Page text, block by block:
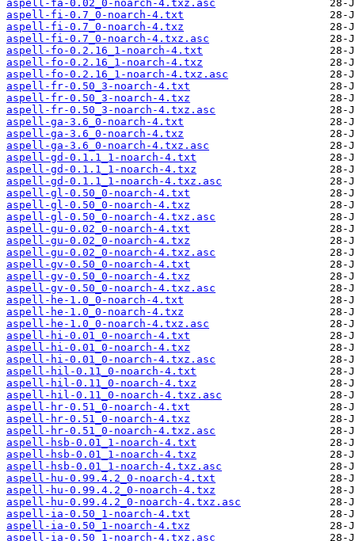
aspell-fa-0.02_0-noarch-4.txz.asc
aspell-fi-0.7_0-noarch-4.txt
aspell-fi-0.7_0-noarch-4.txz
aspell-fi-0.7_0-noarch-4.txz.asc
aspell-fo-0.2.16_1-noarch-4.txt
aspell-fo-0.2.16_1-noarch-4.txz
aspell-fo-0.2.16_1-noarch-4.txz.asc
aspell-fr-0.50_3-noarch-4.txt
aspell-fr-0.50_3-noarch-4.txz
aspell-fr-0.50_3-noarch-4.txz.asc
aspell-ga-3.6_0-noarch-4.txt
aspell-ga-3.6_0-noarch-4.txz
aspell-ga-3.6_0-noarch-4.txz.asc
aspell-gd-0.1.1_1-noarch-4.txt
aspell-gd-0.1.1_1-noarch-4.txz
aspell-gd-0.1.1_1-noarch-4.txz.asc
aspell-gl-0.50_0-noarch-4.txt
aspell-gl-0.50_0-noarch-4.txz
aspell-gl-0.50_0-noarch-4.txz.asc
aspell-gu-0.02_0-noarch-4.txt
aspell-gu-0.02_0-noarch-4.txz
aspell-gu-0.02_0-noarch-4.txz.asc
aspell-gv-0.50_0-noarch-4.txt
aspell-gv-0.50_0-noarch-4.txz
aspell-gv-0.50_0-noarch-4.txz.asc
aspell-he-1.0_0-noarch-4.txt
aspell-he-1.0_0-noarch-4.txz
aspell-he-1.0_0-noarch-4.txz.asc
aspell-hi-0.01_0-noarch-4.txt
aspell-hi-0.01_0-noarch-4.txz
aspell-hi-0.01_0-noarch-4.txz.asc
aspell-hil-0.11_0-noarch-4.txt
aspell-hil-0.11_0-noarch-4.txz
aspell-hil-0.11_0-noarch-4.txz.asc
aspell-hr-0.51_0-noarch-4.txt
aspell-hr-0.51_0-noarch-4.txz
aspell-hr-0.51_0-noarch-4.txz.asc
aspell-hsb-0.01_1-noarch-4.txt
aspell-hsb-0.01_1-noarch-4.txz
aspell-hsb-0.01_1-noarch-4.txz.asc
aspell-hu-0.99.4.2_0-noarch-4.txt
aspell-hu-0.99.4.2_0-noarch-4.txz
aspell-hu-0.99.4.2_0-noarch-4.txz.asc
aspell-ia-0.50_1-noarch-4.txt
aspell-ia-0.50_1-noarch-4.txz
aspell-ia-0.50_1-noarch-4.txz.asc